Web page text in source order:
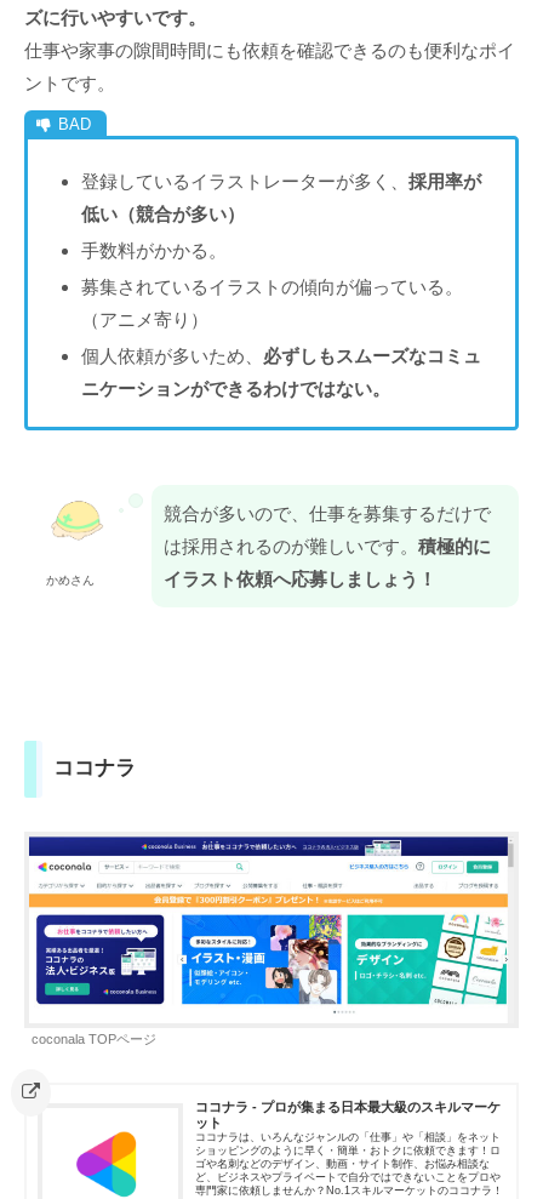
ズに行いやすいです。
仕事や家事の隙間時間にも依頼を確認できるのも便利なポイ
ントです。
登録しているイラストレーターが多く、 採用率が
低い（競合が多い）
手数料がかかる。
募集されているイラストの傾向が偏っている。
（アニメ寄り）
個人依頼が多いため、 必ずしもスムーズなコミュ
ニケーションができるわけではない。
かめさん
競合が多いので、仕事を募集するだけで
は採用されるのが難しいです。 積極的に
イラスト依頼へ応募しましょう！
ココナラ
coconala TOPページ
ココナラ - プロが集まる日本最大級のスキルマーケ
ット
ココナラは、いろんなジャンルの「仕事」や「相談」をネット
ショッピングのように早く・簡単・おトクに依頼できます！ロ
ゴや名刺などのデザイン、動画・サイト制作、お悩み相談な
ど、ビジネスやプライベートで自分ではできないことをプロや
専門家に依頼しませんか？No.1スキルマーケットのココナラ！